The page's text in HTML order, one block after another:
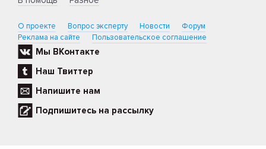
О проекте Вопрос эксперту Новости
Форум
Реклама на сайте
Пользовательское соглашение
Мы ВКонтакте
Наш Твиттер
Напишите нам
Подпишитесь на рассылку